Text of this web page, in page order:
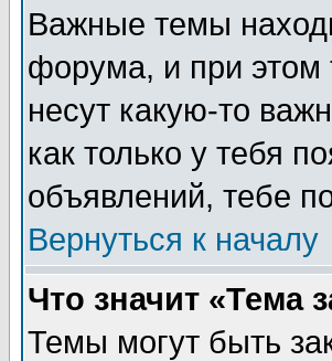
Важные темы
форума, и при этом
несут какую-то
как только у тебя
объявлений, тебе
Вернуться к началу
Что значит «Тема
Темы могут быть